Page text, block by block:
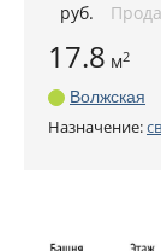
руб.
17.8 м2
Волжская
Назначение: